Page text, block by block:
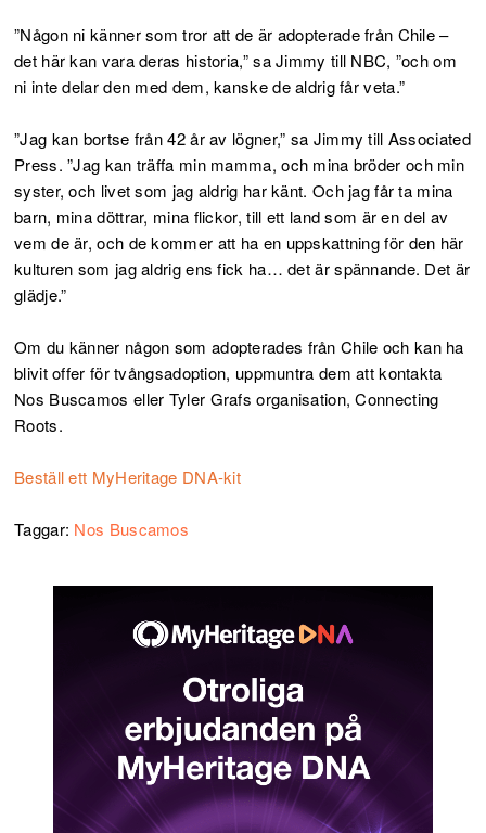
”Någon ni känner som tror att de är adopterade från Chile –
det här kan vara deras historia,” sa Jimmy till NBC, ”och om
ni inte delar den med dem, kanske de aldrig får veta.”
”Jag kan bortse från 42 år av lögner,” sa Jimmy till Associated
Press. ”Jag kan träffa min mamma, och mina bröder och min
syster, och livet som jag aldrig har känt. Och jag får ta mina
barn, mina döttrar, mina flickor, till ett land som är en del av
vem de är, och de kommer att ha en uppskattning för den här
kulturen som jag aldrig ens fick ha… det är spännande. Det är
glädje.”
Om du känner någon som adopterades från Chile och kan ha
blivit offer för tvångsadoption, uppmuntra dem att kontakta
Nos Buscamos eller Tyler Grafs organisation, Connecting
Roots.
Beställ ett MyHeritage DNA-kit
Taggar: Nos Buscamos